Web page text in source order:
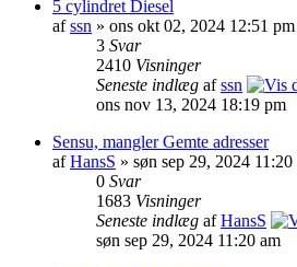
5 cylindret Diesel
afssn » ons okt 02, 2024 12:51 pm
3 Svar
2410 Visninger
Seneste indlæg afssn
ons nov 13, 2024 18:19 pm
Sensu, mangler Gemte adresser
afHansS » søn sep 29, 2024 11:20
0 Svar
1683 Visninger
Seneste indlæg afHansS
søn sep 29, 2024 11:20 am